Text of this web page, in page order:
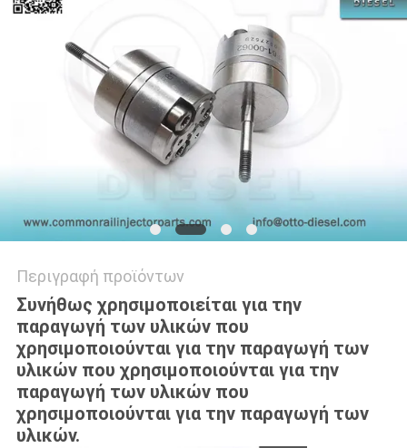
Περιγραφή προϊόντων
Συνήθως χρησιμοποιείται για την
παραγωγή των υλικών που
χρησιμοποιούνται για την παραγωγή των
υλικών που χρησιμοποιούνται για την
παραγωγή των υλικών που
χρησιμοποιούνται για την παραγωγή των
υλικών.